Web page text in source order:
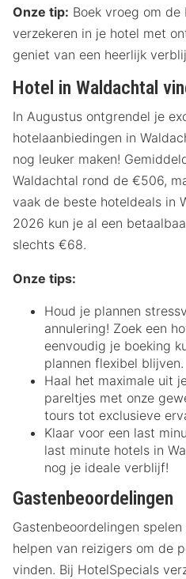
Onze tip: Boek vroeg om
verzekeren in je hotel met
geniet van een heerlijk
Hotel in Waldachtal
In Augustus ontgrendel je
hotelaanbiedingen in
nog leuker maken!
Waldachtal rond de €506,
vaak de beste hoteldeals in
2026 kun je al een
slechts €68.
Onze tips:
Houd je plannen
annulering! Zoek een
eenvoudig je boeking
plannen flexibel blijven.
Haal het maximale uit
pareltjes met onze
tours tot exclusieve
Klaar voor een last
last minute hotels in
nog je ideale verblijf!
Gastenbeoordelingen
Gastenbeoordelingen
helpen van reizigers om de
vinden. Bij HotelSpecials